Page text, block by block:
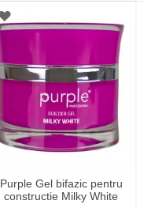
Purple Gel bifazic pentru
constructie Milky White